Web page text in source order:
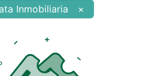
Inmobiliaria ×